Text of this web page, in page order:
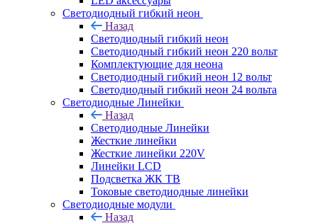
Светодиодный гибкий неон
Назад
Светодиодный гибкий неон
Светодиодный гибкий неон 220 вольт
Комплектующие для неона
Светодиодный гибкий неон 12 вольт
Светодиодный гибкий неон 24 вольта
Светодиодные Линейки
Назад
Светодиодные Линейки
Жесткие линейки
Жесткие линейки 220V
Линейки LCD
Подсветка ЖК ТВ
Токовые светодиодные линейки
Светодиодные модули
Назад